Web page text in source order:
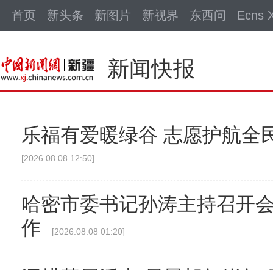
首页 新头条 新图片 新视界 东西问 Ecns
新闻快报
乐福有爱暖绿谷 志愿护航全
[2026.08.08 12:50]
哈密市委书记孙涛主持召开
作
[2026.08.08 01:20]